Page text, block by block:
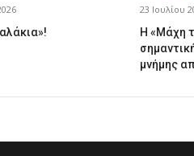
23 Ιουλίου
Η «Μάχη
μνήμης